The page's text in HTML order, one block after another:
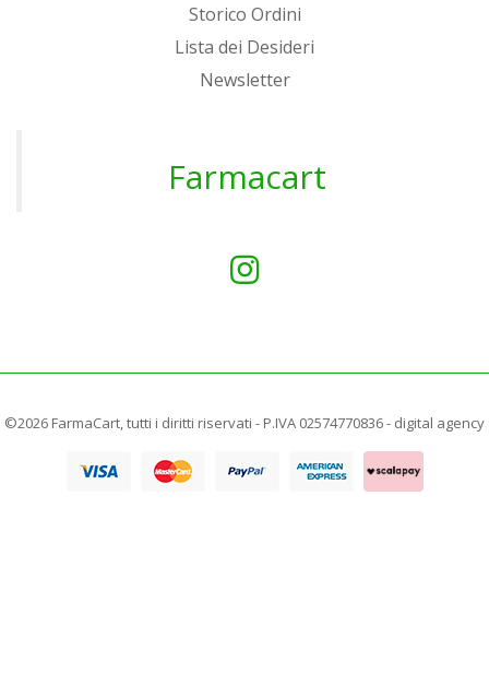
Storico Ordini
Lista dei Desideri
Newsletter
Farmacart
©2026 FarmaCart, tutti i diritti riservati - P.IVA 02574770836 - digital agency